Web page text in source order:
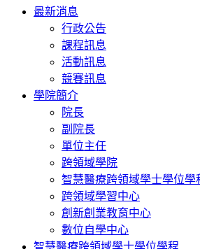
Toggle
navigation
最新消息
行政公告
課程訊息
活動訊息
競賽訊息
學院簡介
院長
副院長
單位主任
跨領域學院
智慧醫療跨領域學士學位學
跨領域學習中心
創新創業教育中心
數位自學中心
智慧醫療跨領域學士學位學程